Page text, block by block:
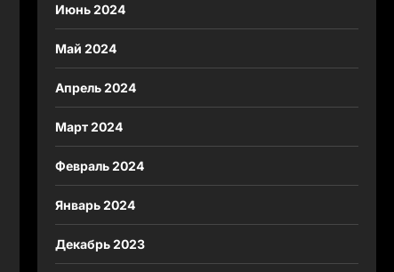
Июнь 2024
Май 2024
Апрель 2024
Март 2024
Февраль 2024
Январь 2024
Декабрь 2023